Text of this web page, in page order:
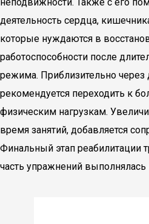
деятельность сердца,
которые нуждаются в
работоспособности после
режима. Приблизительно через
рекомендуется переходить к
физическим нагрузкам.
время занятий, добавляется
Финальный этап реабилитации
часть упражнений